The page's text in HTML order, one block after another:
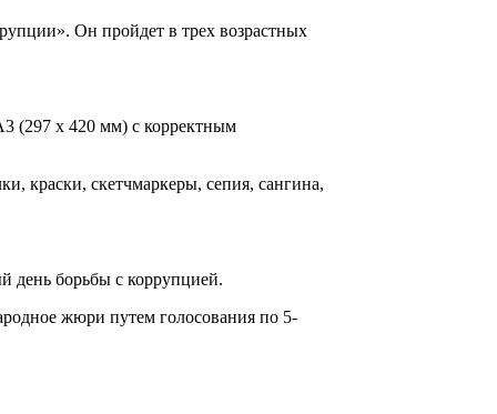
Он пройдет в трех возрастных
(297 х 420 мм) с корректным
краски, скетчмаркеры, сепия, сангина,
день борьбы с коррупцией.
жюри путем голосования по 5-